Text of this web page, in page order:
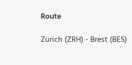
Route
Zürich (ZRH) - Brest (BES)